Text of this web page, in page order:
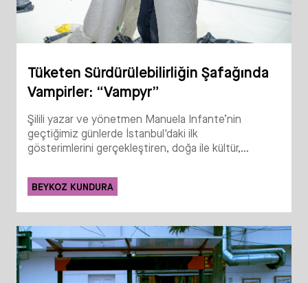
Tüketen Sürdürülebilirliğin Şafağında
Vampirler: “Vampyr”
Şilili yazar ve yönetmen Manuela Infante’nin
geçtiğimiz günlerde İstanbul'daki ilk
gösterimlerini gerçekleştiren, doğa ile kültür,...
BEYKOZ KUNDURA